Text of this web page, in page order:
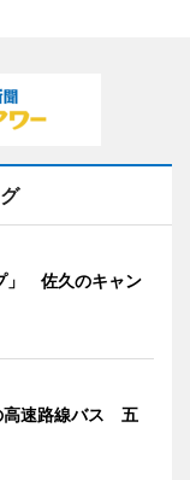
」 佐久のキャン
高速路線バス 五